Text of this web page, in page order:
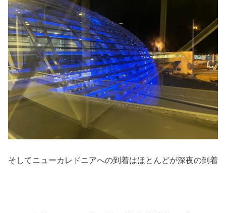
そしてニューカレドニアへの到着はほとんどが深夜の到着